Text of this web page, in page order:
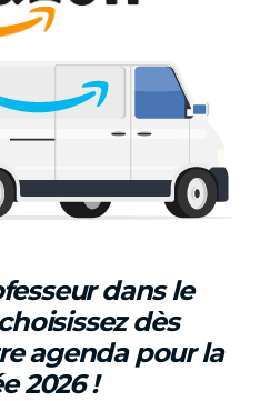
dans le
dès
agenda pour la
2026 !